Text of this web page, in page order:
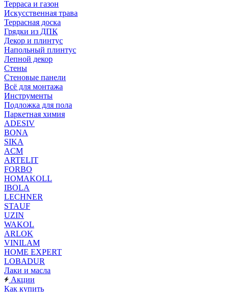
Терраса и газон
Искусственная трава
Террасная доска
Грядки из ДПК
Декор и плинтус
Напольный плинтус
Лепной декор
Стены
Стеновые панели
Всё для монтажа
Инструменты
Подложка для пола
Паркетная химия
ADESIV
BONA
SIKA
ACM
ARTELIT
FORBO
HOMAKOLL
IBOLA
LECHNER
STAUF
UZIN
WAKOL
ARLOK
VINILAM
HOME EXPERT
LOBADUR
Лаки и масла
Акции
Как купить